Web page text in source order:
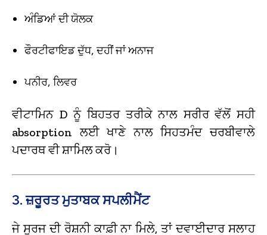
ਅੰਡਿਆਂ ਦੀ ਯੋਲਕ
ਫੌਰਟੀਫਾਇਡ ਦੁੱਧ, ਦਹੀਂ ਜਾਂ ਅਨਾਜ
ਪਨੀਰ, ਲਿਵਰ
ਵੀਟਾਮਿਨ D ਨੂੰ ਬਿਹਤਰ ਤਰੀਕੇ ਨਾਲ ਸਰੀਰ ਵੱਲੋਂ ਸਹੀ
absorption ਲਈ ਖਾਣੇ ਨਾਲ ਸਿਹਤਮੰਦ ਚਰਬੀਵਾਲੇ
ਪਦਾਰਥ ਵੀ ਸ਼ਾਮਿਲ ਕਰੋ।
3. ਜ਼ਰੂਰਤ ਮੁਤਾਬਕ ਸਪਲੀਮੈਂਟ
ਜੇ ਸੂਰਜ ਦੀ ਰੋਸ਼ਨੀ ਕਾਫ਼ੀ ਨਾ ਮਿਲੇ, ਤਾਂ ਦਵਾਈਦਾਰ ਸਲਾਹ